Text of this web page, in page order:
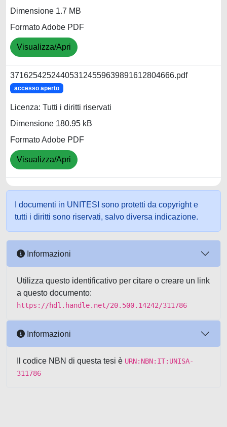
Dimensione 1.7 MB
Formato Adobe PDF
Visualizza/Apri
371625425244053124559639891612804666.pdf
accesso aperto
Licenza: Tutti i diritti riservati
Dimensione 180.95 kB
Formato Adobe PDF
Visualizza/Apri
I documenti in UNITESI sono protetti da copyright e
tutti i diritti sono riservati, salvo diversa indicazione.
Informazioni
Utilizza questo identificativo per citare o creare un link
a questo documento:
https://hdl.handle.net/20.500.14242/311786
Informazioni
Il codice NBN di questa tesi è URN:NBN:IT:UNISA-
311786